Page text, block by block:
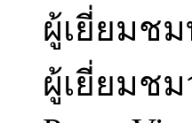
ผู้เยี่ยมช
ผู้เยี่ยมช